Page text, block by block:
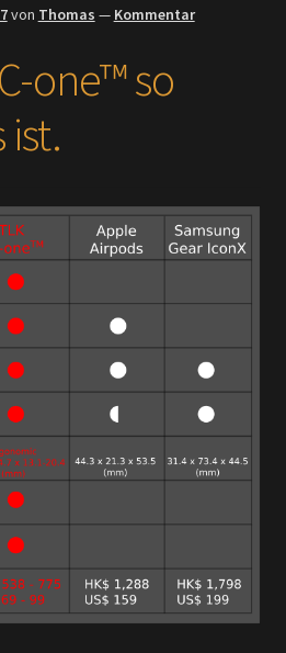
von Thomas — Kommentar
one™ so